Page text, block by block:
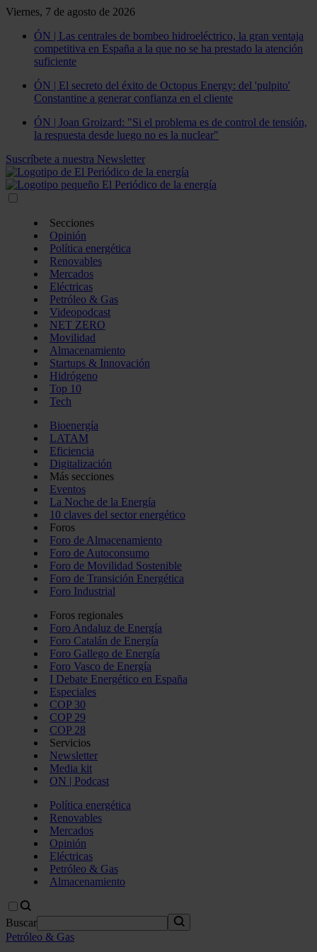
Viernes, 7 de agosto de 2026
ÓN | Las centrales de bombeo hidroeléctrico, la gran ventaja
competitiva en España a la que no se ha prestado la atención
suficiente
ÓN | El secreto del éxito de Octopus Energy: del 'pulpito'
Constantine a generar confianza en el cliente
ÓN | Joan Groizard: "Si el problema es de control de tensión,
la respuesta desde luego no es la nuclear"
Suscríbete a nuestra Newsletter
Secciones
Opinión
Política energética
Renovables
Mercados
Eléctricas
Petróleo & Gas
Videopodcast
NET ZERO
Movilidad
Almacenamiento
Startups & Innovación
Hidrógeno
Top 10
Tech
Bioenergía
LATAM
Eficiencia
Digitalización
Más secciones
Eventos
La Noche de la Energía
10 claves del sector energético
Foros
Foro de Almacenamiento
Foro de Autoconsumo
Foro de Movilidad Sostenible
Foro de Transición Energética
Foro Industrial
Foros regionales
Foro Andaluz de Energía
Foro Catalán de Energía
Foro Gallego de Energía
Foro Vasco de Energía
I Debate Energético en España
Especiales
COP 30
COP 29
COP 28
Servicios
Newsletter
Media kit
ON | Podcast
Política energética
Renovables
Mercados
Opinión
Eléctricas
Petróleo & Gas
Almacenamiento
Buscar
Petróleo & Gas